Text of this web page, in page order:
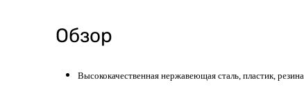
Обзор
Высококачественная нержавеющая сталь, пластик, резина.